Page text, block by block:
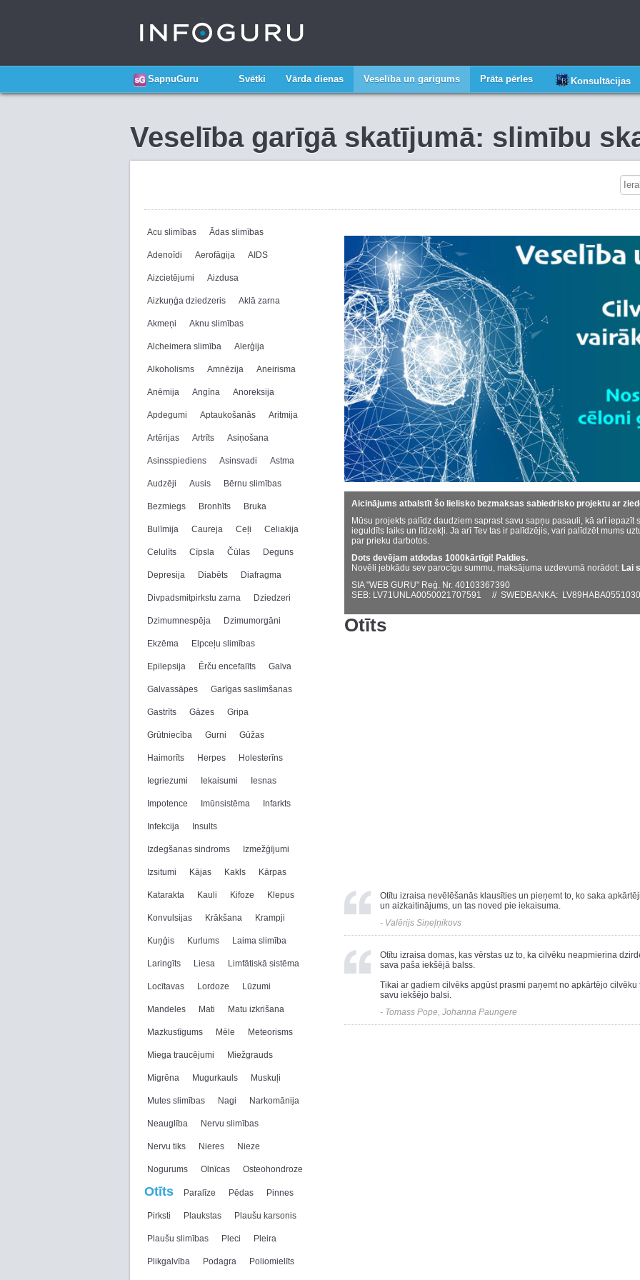
SapņuGuru Svētki Vārda dienas Veselība un garīgums Prāta pērles Konsultācijas
Veselība garīgā skatījumā: slimību
Acu slimības Ādas slimības
Adenoīdi Aerofāgija AIDS
Aizcietējumi Aizdusa
Aizkuņģa dziedzeris Aklā zarna
Akmeņi Aknu slimības
Alcheimera slimība Alerģija
Alkoholisms Amnēzija Aneirisma
Anēmija Angīna Anoreksija
Apdegumi Aptaukošanās Aritmija
Artērijas Artrīts Asiņošana
Asinsspiediens Asinsvadi Astma
Audzēji Ausis Bērnu slimības
Bezmiegs Bronhīts Bruka
Bulīmija Caureja Ceļi Celiakija
Celulīts Cīpsla Čūlas Deguns
Depresija Diabēts Diafragma
Divpadsmitpirkstu zarna Dziedzeri
Dzimumnespēja Dzimumorgāni
Ekzēma Elpceļu slimības
Epilepsija Ērču encefalīts Galva
Galvassāpes Garīgas saslimšanas
Gastrīts Gāzes Gripa
Grūtniecība Gurni Gūžas
Haimorīts Herpes Holesterīns
Iegriezumi Iekaisumi Iesnas
Impotence Imūnsistēma Infarkts
Infekcija Insults
Izdegšanas sindroms Izmežģījumi
Izsitumi Kājas Kakls Kārpas
Katarakta Kauli Kifoze Klepus
Konvulsijas Krākšana Krampji
Kuņģis Kurlums Laima slimība
Laringīts Liesa Limfātiskā sistēma
Locītavas Lordoze Lūzumi
Mandeles Mati Matu izkrišana
Mazkustīgums Mēle Meteorisms
Miega traucējumi Miežgrauds
Migrēna Mugurkauls Muskuļi
Mutes slimības Nagi Narkomānija
Neauglība Nervu slimības
Nervu tiks Nieres Nieze
Nogurums Olnīcas Osteohondroze
Otīts Paralīze Pēdas Pinnes
Pirksti Plaukstas Plaušu karsonis
Plaušu slimības Pleci Pleira
Plikgalvība Podagra Poliomielīts
Aicinājums atbalstīt šo lielisko bezmaksas sabiedrisko projektu ar
Mūsu projekts palīdz daudziem saprast savu sapņu pasauli, kā arī iepazīt
ieguldīts laiks un līdzekļi. Ja arī Tev tas ir palīdzējis, vari palīdzēt mums
par prieku darbotos.
Dots devējam atdodas 1000kārtīgi! Paldies.
Novēli jebkādu sev parocīgu summu, maksājuma uzdevumā norādot: Lai
SIA "WEB GURU" Reģ. Nr. 40103367390
SEB: LV71UNLA0050021707591 // SWEDBANKA:
Otīts
Otītu izraisa nevēlēšanās klausīties un pieņemt to, ko saka
un aizkaitinājums, un tas noved pie iekaisuma.
- Valērijs Siņeļņikovs
Otītu izraisa domas, kas vērstas uz to, ka cilvēku neapmierina
sava paša iekšējā balss.
Tikai ar gadiem cilvēks apgūst prasmi paņemt no apkārtējo
savu iekšējo balsi.
- Tomass Pope, Johanna Paungere